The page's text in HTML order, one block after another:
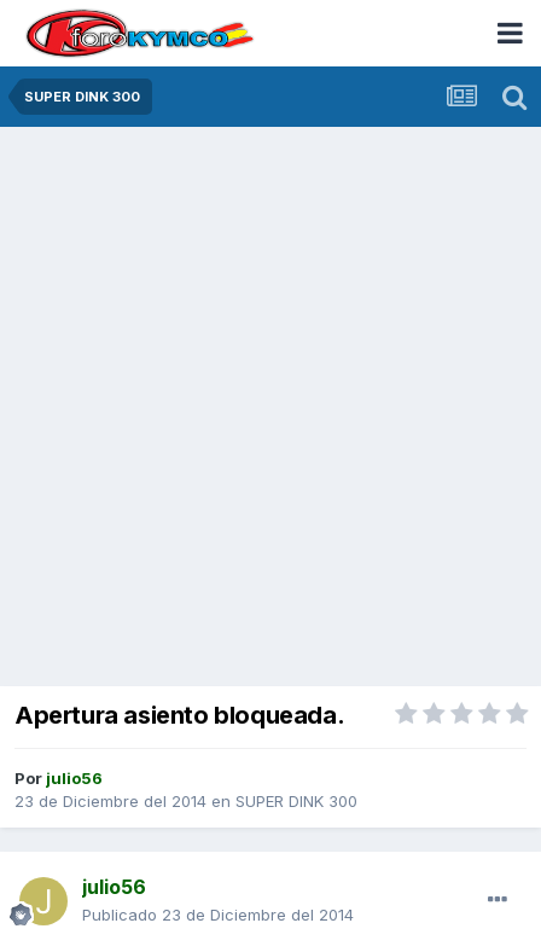
SUPER DINK 300
Apertura asiento bloqueada.
Por julio56
23 de Diciembre del 2014 en SUPER DINK 300
julio56
Publicado 23 de Diciembre del 2014